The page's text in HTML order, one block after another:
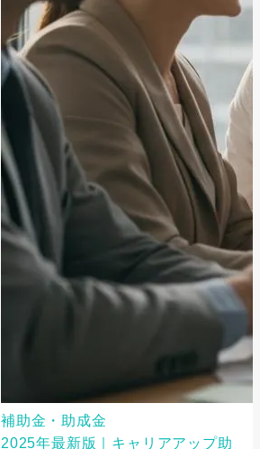
補助金・助成金
2025年最新版｜キャリアアップ助